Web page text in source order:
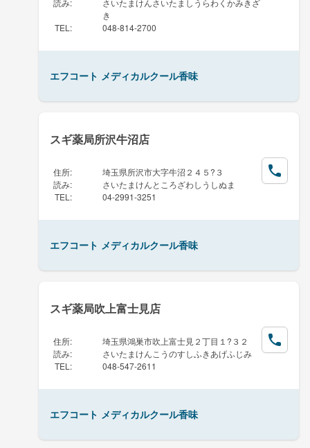
き
TEL : 048-814-2700
エフコート メディカルクール香味
スギ薬局所沢牛沼店
住所:
埼玉県所沢市大字牛沼２４５?３
読み:
さいたまけんところざわしうしぬま
TEL : 04-2991-3251
エフコート メディカルクール香味
スギ薬局吹上富士見店
住所:
埼玉県鴻巣市吹上富士見２丁目１?３２
読み:
さいたまけんこうのすしふきあげふじみ
TEL : 048-547-2611
エフコート メディカルクール香味